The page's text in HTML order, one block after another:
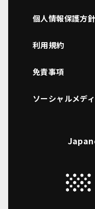
個人情報保護方針
利用規約
免責事項
ソーシャルメデ